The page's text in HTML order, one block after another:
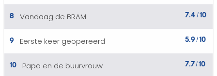
8 Vandaag de BRAM 7.4 /10
9 Eerste keer geopereerd 5.9 /10
10 Papa en de buurvrouw 7.7/10